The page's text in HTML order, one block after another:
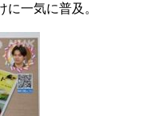
一気に普及。